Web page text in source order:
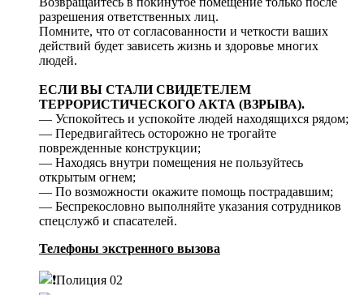
разрешения ответственных лиц.
Помните, что от согласованности и четкости ваших
действий будет зависеть жизнь и здоровье многих
людей.
ЕСЛИ ВЫ СТАЛИ СВИДЕТЕЛЕМ
ТЕРРОРИСТИЧЕСКОГО АКТА (ВЗРЫВА).
— Успокойтесь и успокойте людей находящихся рядом;
— Передвигайтесь осторожно не трогайте
поврежденные конструкции;
— Находясь внутри помещения не пользуйтесь
открытым огнем;
— По возможности окажите помощь пострадавшим;
— Беспрекословно выполняйте указания сотрудников
спецслужб и спасателей.
Телефоны экстренного вызова
Полиция 02